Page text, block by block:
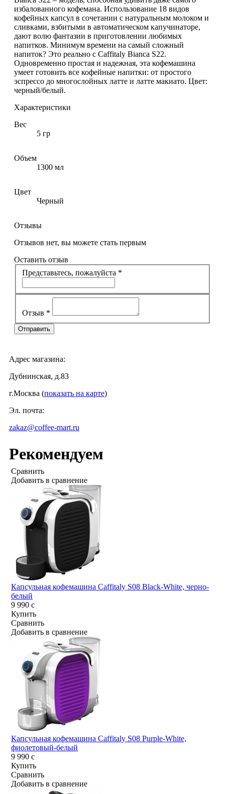
избалованного кофемана. Использование 18 видов
кофейных капсул в сочетании с натуральным молоком и
сливками, взбитыми в автоматическом капучинаторе,
дают волю фантазии в приготовлении любимых
напитков. Минимум времени на самый сложный
напиток? Это реально с Caffitaly Bianca S22.
Одновременно простая и надежная, эта кофемашина
умеет готовить все кофейные напитки: от простого
эспрессо до многослойных латте и латте макиато. Цвет:
черный/белый.
Характеристики
Вес
5 гр
Объем
1300 мл
Цвет
Черный
Отзывы
Отзывов нет, вы можете стать первым
Оставить отзыв
Представьтесь, пожалуйста *
Отзыв *
Адрес магазина:
Дубнинская, д.83
г.Москва (показать на карте)
Эл. почта:
zakaz@coffee-mart.ru
Рекомендуем
Сравнить
Добавить в сравнение
Капсульная кофемашина Caffitaly S08 Black-White, черно-
белый
9 990c
Купить
Сравнить
Добавить в сравнение
Капсульная кофемашина Caffitaly S08 Purple-White,
фиолетовый-белый
9 990c
Купить
Сравнить
Добавить в сравнение